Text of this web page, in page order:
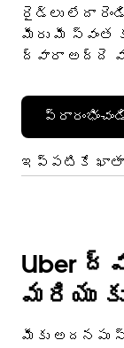
రైడ్‌లు లేదా
మీరు మీ స్వంత
ద్వారా అద్దె
ప్రారంభించండి
ఇప్పటికే ఖాతా
Uber
మరియు
మీకు